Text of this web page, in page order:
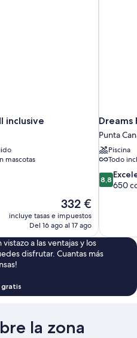
inclusive
mascotas
El
precio
actual
de
332 €
332 €
incluye tasas e impuestos
Del 16 ago al 17 ago
Dreams
Punta
Piscina
Todo
8.8
sobre
8,8
650
a las ventajas y los
disfrutar. Cuantas más
la zona